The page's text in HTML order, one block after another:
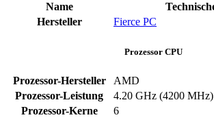
Name
Hersteller
Fierce PC
Prozessor CPU
Prozessor-Hersteller
AMD
Prozessor-Leistung
4.20 GHz (4200 MHz)
Prozessor-Kerne
6